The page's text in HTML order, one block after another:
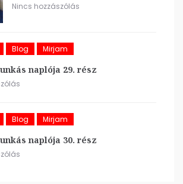
Nincs hozzászólás
Blog Mirjam
naplója 29. rész
Blog Mirjam
naplója 30. rész